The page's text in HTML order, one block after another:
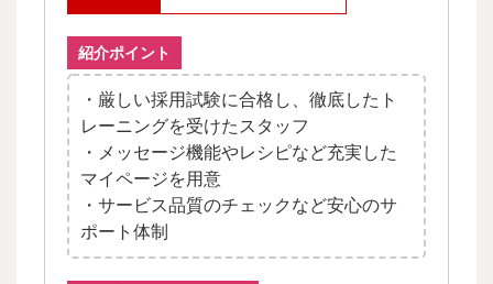
紹介ポイント
・厳しい採用試験に合格し、徹底したト
レーニングを受けたスタッフ
・メッセージ機能やレシピなど充実した
マイページを用意
・サービス品質のチェックなど安心のサ
ポート体制